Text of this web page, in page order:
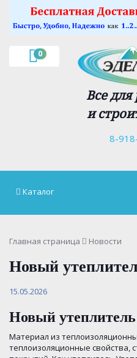
0
Все
и
8-
Каталог
Главная страница Новости
Новый
15.05.2026
Новый утеплитель
Материал из
теплоизоляционные свойства,